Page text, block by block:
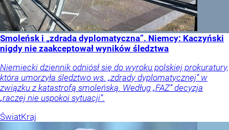
Smoleńsk i „zdrada dyplomatyczna”. Niemcy: Kaczyński
nigdy nie zaakceptował wyników śledztwa
Niemiecki dziennik odniósł się do wyroku polskiej prokuratury,
która umorzyła śledztwo ws. „zdrady dyplomatycznej” w
związku z katastrofą smoleńską. Według „FAZ” decyzja
„raczej nie uspokoi sytuacji”.
ŚwiatKraj